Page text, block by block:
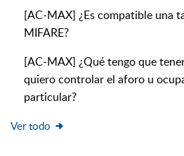
[AC-MAX] ¿Es compatible una
MIFARE?
[AC-MAX] ¿Qué tengo que
quiero controlar el aforo u
particular?
Ver todo